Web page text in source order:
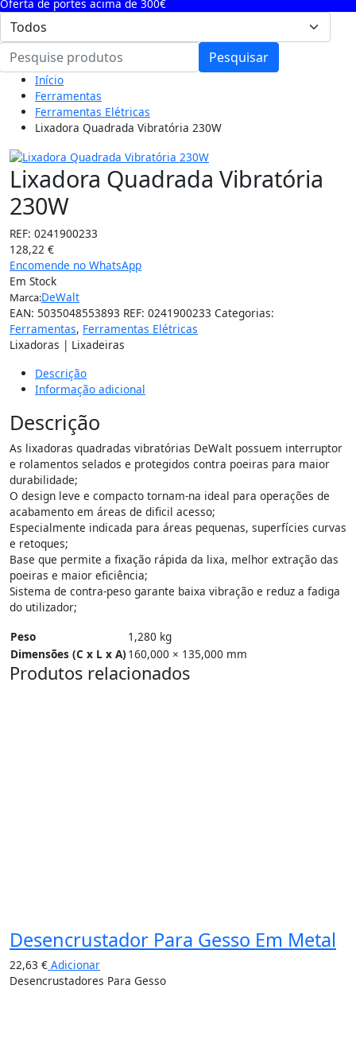
Oferta de portes acima de 300€
Pesquisar
Início
Ferramentas
Ferramentas Elétricas
Lixadora Quadrada Vibratória 230W
Lixadora Quadrada Vibratória
230W
REF: 0241900233
128,22 €
Encomende no WhatsApp
Em Stock
Marca:DeWalt
EAN: 5035048553893 REF: 0241900233 Categorias:
Ferramentas, Ferramentas Elétricas
Lixadoras | Lixadeiras
Descrição
Informação adicional
Descrição
As lixadoras quadradas vibratórias DeWalt possuem interruptor
e rolamentos selados e protegidos contra poeiras para maior
durabilidade;
O design leve e compacto tornam-na ideal para operações de
acabamento em áreas de dificil acesso;
Especialmente indicada para áreas pequenas, superfícies curvas
e retoques;
Base que permite a fixação rápida da lixa, melhor extração das
poeiras e maior eficiência;
Sistema de contra-peso garante baixa vibração e reduz a fadiga
do utilizador;
Peso
1,280 kg
Dimensões (C x L x A) 160,000 × 135,000 mm
Produtos relacionados
Desencrustador Para Gesso Em Metal
22,63 € Adicionar
Desencrustadores Para Gesso